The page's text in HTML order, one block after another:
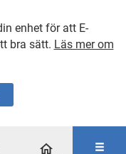
enhet för att E-
bra sätt. Läs mer om
GÅ DIREKT TILL